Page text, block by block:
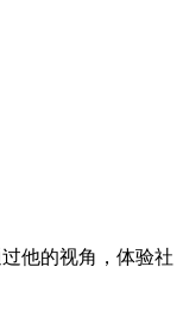
他的视角，体验社